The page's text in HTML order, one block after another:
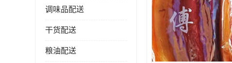
调味品配送
干货配送
粮油配送